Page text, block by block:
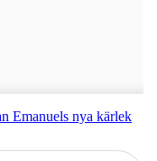
Emanuels nya kärlek